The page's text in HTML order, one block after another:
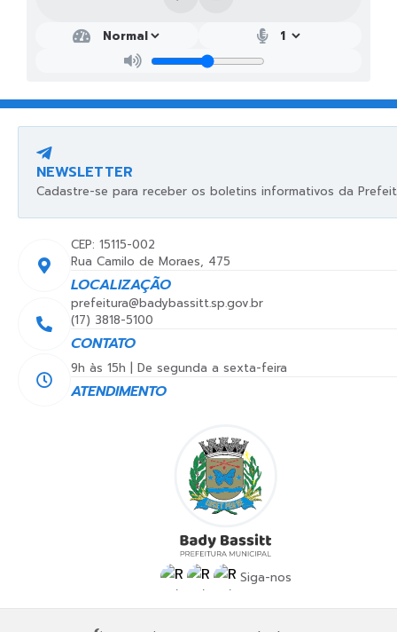
Siga-nos
LOCALIZAÇÃO
Rua Camilo de Moraes, 475
CEP: 15115-002
CONTATO
(17) 3818-5100
prefeitura@badybassitt.sp.gov.br
ATENDIMENTO
9h às 15h | De segunda a sexta-feira
NEWSLETTER
Cadastre-se para receber os boletins informativos da